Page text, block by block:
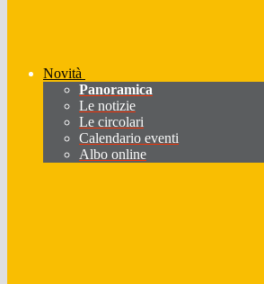
Novità
Panoramica
Le notizie
Le circolari
Calendario eventi
Albo online